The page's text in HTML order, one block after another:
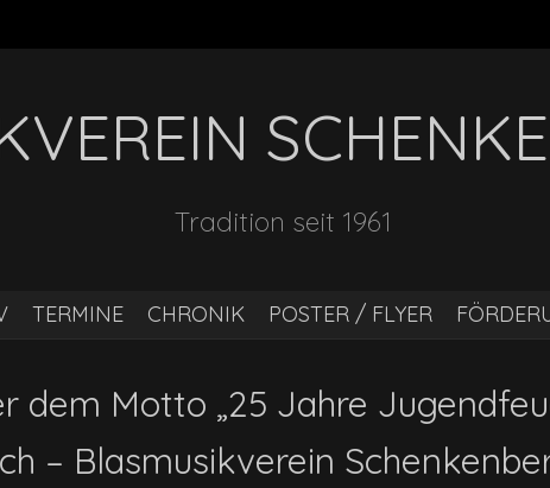
Tradition seit 1961
TERMINE CHRONIK POSTER / FLYER
dem Motto „25 Jahre
– Blasmusikverein